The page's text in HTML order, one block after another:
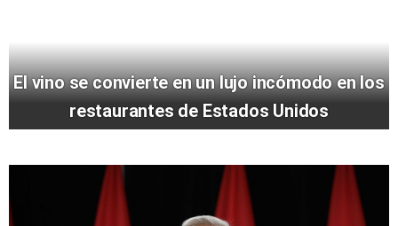
El vino se convierte en un lujo incómodo en los
restaurantes de Estados Unidos